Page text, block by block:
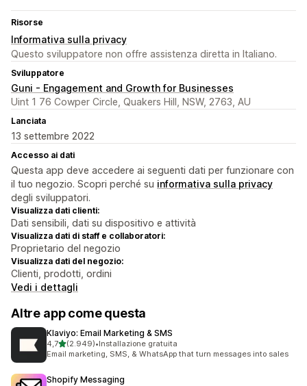
Risorse
Informativa sulla privacy
Questo sviluppatore non offre assistenza diretta in Italiano.
Sviluppatore
Guni - Engagement and Growth for Businesses
Uint 1 76 Cowper Circle, Quakers Hill, NSW, 2763, AU
Lanciata
13 settembre 2022
Accesso ai dati
Questa app deve accedere ai seguenti dati per funzionare con
il tuo negozio. Scopri perché su informativa sulla privacy
degli sviluppatori.
Visualizza dati clienti:
Dati sensibili, dati su dispositivo e attività
Visualizza dati di staff e collaboratori:
Proprietario del negozio
Visualizza dati del negozio:
Clienti, prodotti, ordini
Vedi i dettagli
Altre app come questa
Klaviyo: Email Marketing & SMS
4,7stelle su 5
(2.949)
2949 recensioni totali
•Installazione gratuita
Email marketing, SMS, & WhatsApp that turn messages into sales
Shopify Messaging